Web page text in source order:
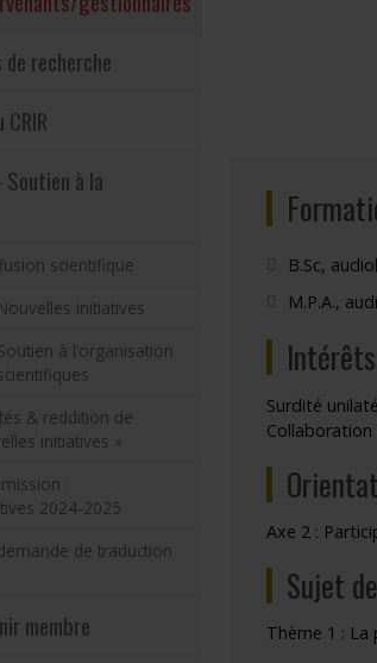
Résultats –
recherche
à la
scientifique
initiatives
à l’organisation
& reddition de
initiatives »
:
2024-2025
de traduction
membre
B.Sc,
M.P.A.,
Surdité
Axe 2 :
Sujet
Thème 1 : La